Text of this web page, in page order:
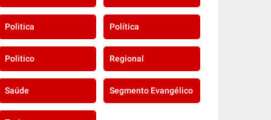
Politica Política
Politico Regional
Saúde Segmento Evangélico